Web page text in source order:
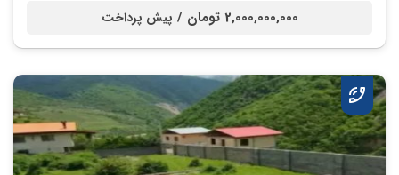
2,000,000,000 تومان / پیش پرداخت